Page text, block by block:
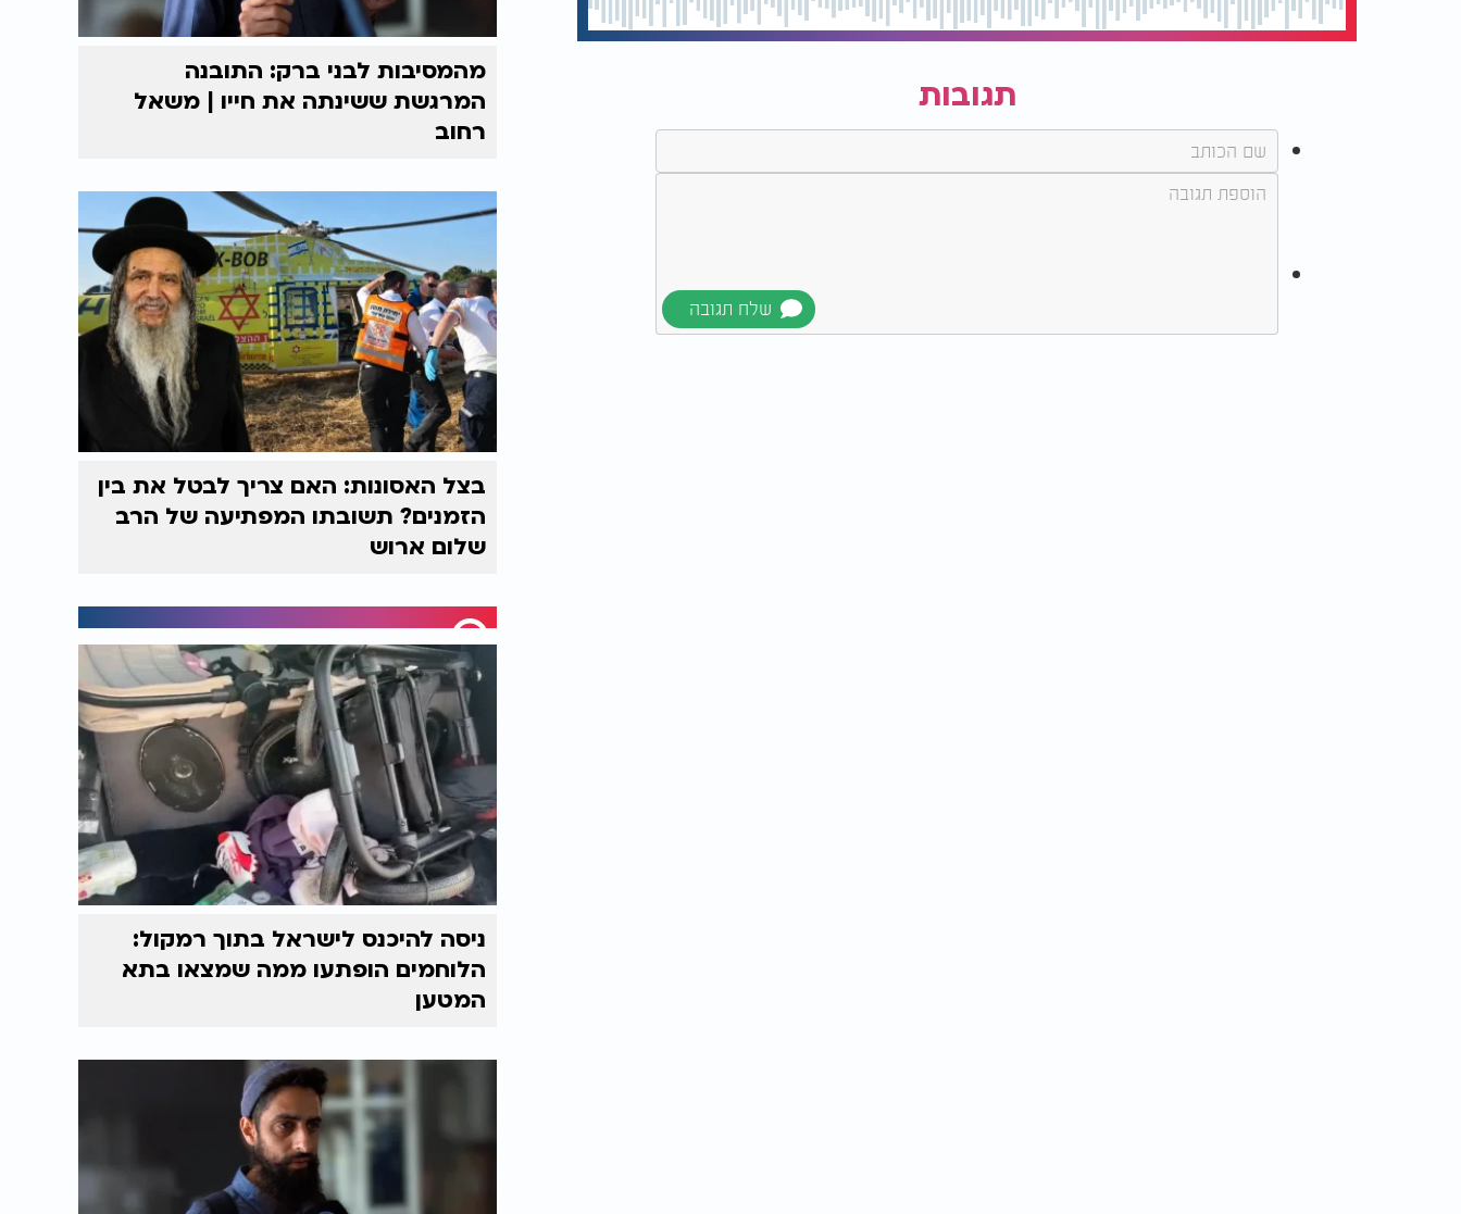
תגובות
מהמסיבות לבני ברק: התובנה
המרגשת ששינתה את חייו | משאל
רחוב
בצל האסונות: האם צריך לבטל את בין
הזמנים? תשובתו המפתיעה של הרב
שלום ארוש
ניסה להיכנס לישראל בתוך רמקול:
הלוחמים הופתעו ממה שמצאו בתא
המטען